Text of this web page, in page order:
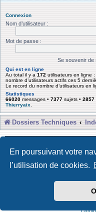
En poursuivant votre
l’utilisation de cookies.
Connexion
Nom d’utilisateur :
Mot de passe :
Se souvenir de
Qui est en ligne
Au total il y a 172 utilisateurs en ligne
nombre d’utilisateurs actifs ces 5
Le record du nombre d’utilisateurs en
Statistiques
66020 messages • 7377 sujets • 2857
Thierryaix
Dossiers Techniques
Développé par